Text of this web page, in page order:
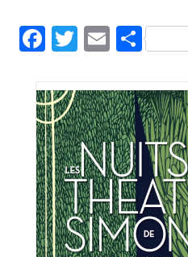
Facebook
Twitter
Email